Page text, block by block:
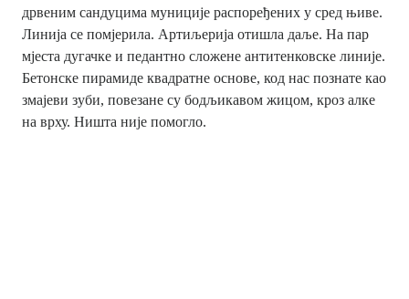
дрвеним сандуцима муниције распоређених у сред њиве.
Линија се помјерила. Артиљерија отишла даље. На пар
мјеста дугачке и педантно сложене антитенковске линије.
Бетонске пирамиде квадратне основе, код нас познате као
змајеви зуби, повезане су бодљикавом жицом, кроз алке
на врху. Ништа није помогло.